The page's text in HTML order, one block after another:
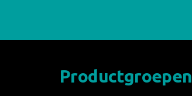
Productgroepen